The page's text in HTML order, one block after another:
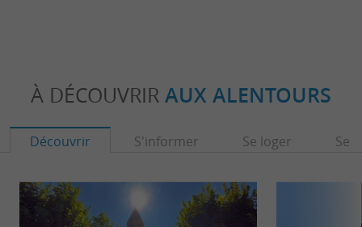
À DÉCOUVRIR AUX ALENTOURS
Découvrir S'informer Se loger Se